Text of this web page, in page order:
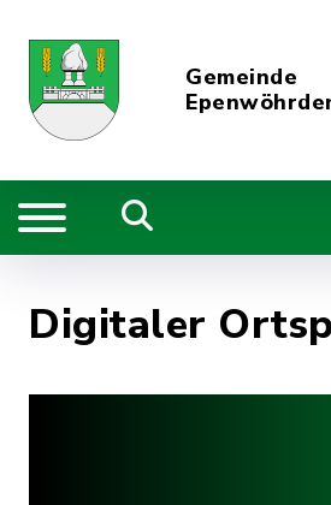
Gemeinde
Digitaler